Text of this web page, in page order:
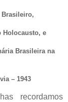
Brasileiro,
Holocausto, e
Brasileira na
– 1943
recordamos